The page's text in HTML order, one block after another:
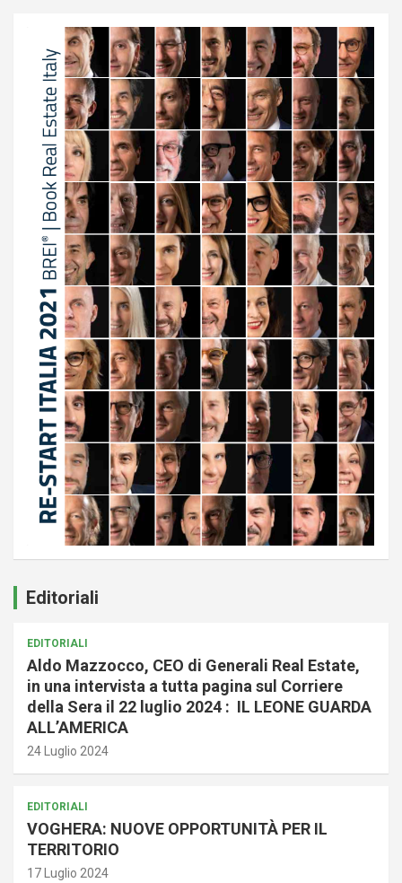
Editoriali
EDITORIALI
Aldo Mazzocco, CEO di Generali Real Estate,
in una intervista a tutta pagina sul Corriere
della Sera il 22 luglio 2024 : IL LEONE GUARDA
ALL’AMERICA
24 Luglio 2024
EDITORIALI
VOGHERA: NUOVE OPPORTUNITÀ PER IL
TERRITORIO
17 Luglio 2024